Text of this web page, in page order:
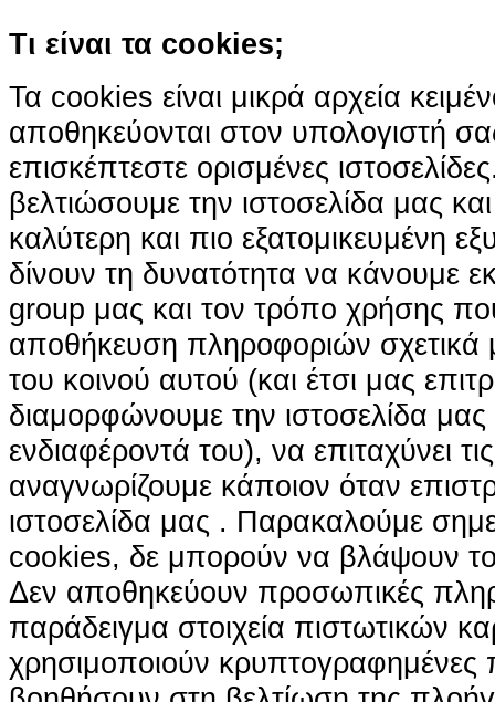
Τι είναι τα cookies;
Τα cookies είναι μικρά αρχεία
αποθηκεύονται στον υπολογιστή
επισκέπτεστε ορισμένες
βελτιώσουμε την ιστοσελίδα μας
καλύτερη και πιο εξατομικευμένη
δίνουν τη δυνατότητα να κάνουμε
group μας και τον τρόπο χρήσης
αποθήκευση πληροφοριών σχετικά
του κοινού αυτού (και έτσι μας
διαμορφώνουμε την ιστοσελίδα
ενδιαφέροντά του), να επιταχύνει
αναγνωρίζουμε κάποιον όταν
ιστοσελίδα μας . Παρακαλούμε
cookies, δε μπορούν να βλάψουν
Δεν αποθηκεύουν προσωπικές
παράδειγμα στοιχεία πιστωτικών
χρησιμοποιούν κρυπτογραφημένες